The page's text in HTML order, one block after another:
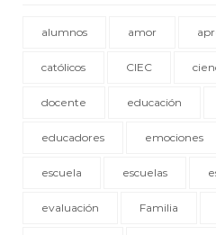
alumnos amor
católicos CIEC
docente educación
educadores emociones
escuela escuelas
evaluación Familia